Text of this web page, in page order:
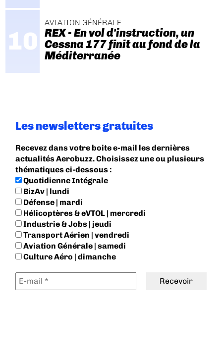
AVIATION GÉNÉRALE
REX - En vol d'instruction, un
Cessna 177 finit au fond de la
Méditerranée
Les newsletters gratuites
Recevez dans votre boite e-mail les dernières
actualités Aerobuzz. Choisissez une ou plusieurs
thématiques ci-dessous :
Quotidienne Intégrale
BizAv | lundi
Défense | mardi
Hélicoptères & eVTOL | mercredi
Industrie & Jobs | jeudi
Transport Aérien | vendredi
Aviation Générale | samedi
Culture Aéro | dimanche